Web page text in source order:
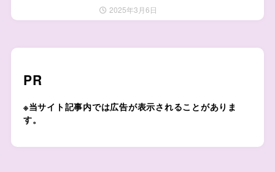
2025年3月6日
PR
※当サイト記事内では広告が表示されることがありま
す。